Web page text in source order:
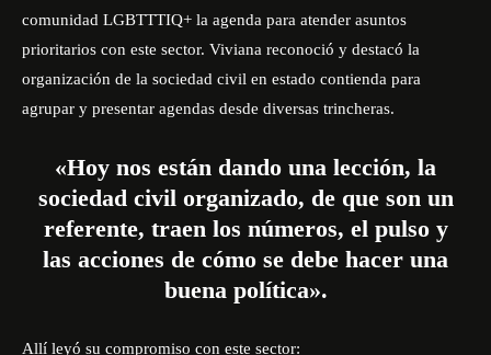
comunidad LGBTTTIQ+ la agenda para atender asuntos
prioritarios con este sector. Viviana reconoció y destacó la
organización de la sociedad civil en estado contienda para
agrupar y presentar agendas desde diversas trincheras.
«Hoy nos están dando una lección, la
sociedad civil organizado, de que son un
referente, traen los números, el pulso y
las acciones de cómo se debe hacer una
buena política».
Allí leyó su compromiso con este sector: